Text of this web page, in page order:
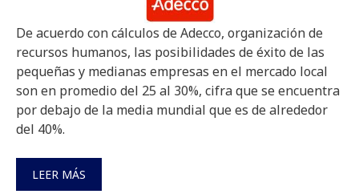
De acuerdo con cálculos de Adecco, organización de
recursos humanos, las posibilidades de éxito de las
pequeñas y medianas empresas en el mercado local
son en promedio del 25 al 30%, cifra que se encuentra
por debajo de la media mundial que es de alrededor
del 40%.
LEER MÁS